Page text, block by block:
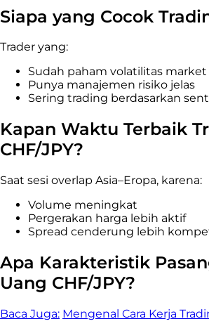
Siapa yang Cocok
Trader yang:
Sudah paham volatilitas market
Punya manajemen risiko jelas
Sering trading berdasarkan
Kapan Waktu Terbaik
CHF/JPY?
Saat sesi overlap Asia–Eropa, karena:
Volume meningkat
Pergerakan harga lebih aktif
Spread cenderung lebih
Apa Karakteristik
Uang CHF/JPY?
Baca Juga: Mengenal Cara Kerja